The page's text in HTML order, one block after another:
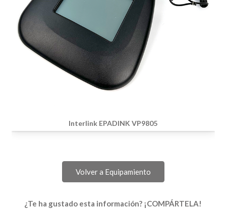
Interlink EPADINK VP9805
Volver a Equipamiento
¿Te ha gustado esta información? ¡COMPÁRTELA!